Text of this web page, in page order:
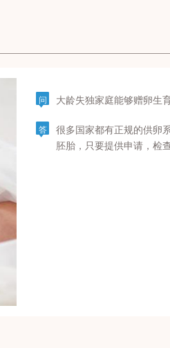
问 大龄失独家庭能够赠卵生
答
很多国家都有正规的供卵
胚胎，只要提供申请，检